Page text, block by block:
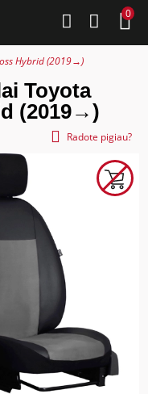
0
Hybrid (2019→)
Toyota
(2019→)
Radote pigiau?